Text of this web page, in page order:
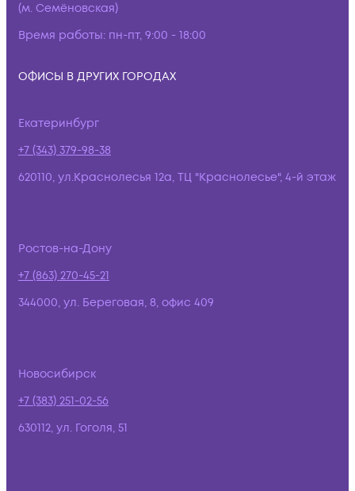
(м. Семёновская)
Время работы: пн-пт, 9:00 - 18:00
ОФИСЫ В ДРУГИХ ГОРОДАХ
Екатеринбург
+7 (343) 379-98-38
620110, ул.Краснолесья 12а, ТЦ "Краснолесье", 4-й этаж
Ростов-на-Дону
+7 (863) 270-45-21
344000, ул. Береговая, 8, офис 409
Новосибирск
+7 (383) 251-02-56
630112, ул. Гоголя, 51